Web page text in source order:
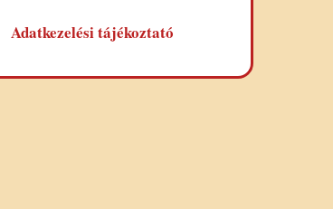
Adatkezelési tájékoztató